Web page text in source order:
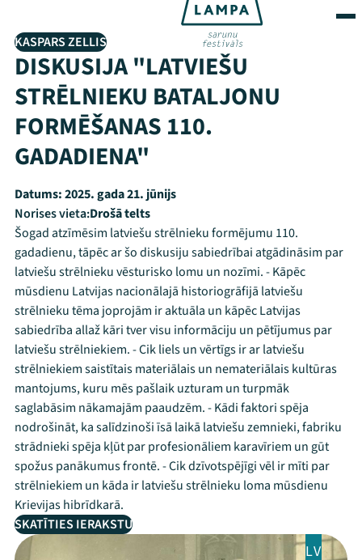
KASPARS ZELLIS
DISKUSIJA "LATVIEŠU
STRĒLNIEKU BATALJONU
FORMĒŠANAS 110.
GADADIENA"
Datums:2025. gada 21. jūnijs
Norises vieta:Drošā telts
Šogad atzīmēsim latviešu strēlnieku formējumu 110.
gadadienu, tāpēc ar šo diskusiju sabiedrībai atgādināsim par
latviešu strēlnieku vēsturisko lomu un nozīmi. - Kāpēc
mūsdienu Latvijas nacionālajā historiogrāfijā latviešu
strēlnieku tēma joprojām ir aktuāla un kāpēc Latvijas
sabiedrība allaž kāri tver visu informāciju un pētījumus par
latviešu strēlniekiem. - Cik liels un vērtīgs ir ar latviešu
strēlniekiem saistītais materiālais un nemateriālais kultūras
mantojums, kuru mēs pašlaik uzturam un turpmāk
saglabāsim nākamajām paaudzēm. - Kādi faktori spēja
nodrošināt, ka salīdzinoši īsā laikā latviešu zemnieki, fabriku
strādnieki spēja kļūt par profesionāliem karavīriem un gūt
spožus panākumus frontē. - Cik dzīvotspējīgi vēl ir mīti par
strēlniekiem un kāda ir latviešu strēlnieku loma mūsdienu
Krievijas hibrīdkarā.
SKATĪTIES IERAKSTU
LV